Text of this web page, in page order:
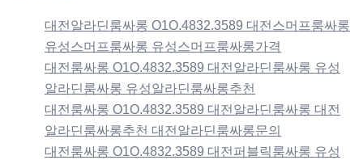
대전알라딘룸싸롱 O1O.4832.3589 대전스머프룸싸롱
유성스머프룸싸롱 유성스머프룸싸롱가격
대전룸싸롱 O1O.4832.3589 대전알라딘룸싸롱 유성
알라딘룸싸롱 유성알라딘룸싸롱추천
대전룸싸롱 O1O.4832.3589 대전알라딘룸싸롱 대전
알라딘룸싸롱추천 대전알라딘룸싸롱문의
대전룸싸롱 O1O.4832.3589 대전퍼블릭룸싸롱 유성